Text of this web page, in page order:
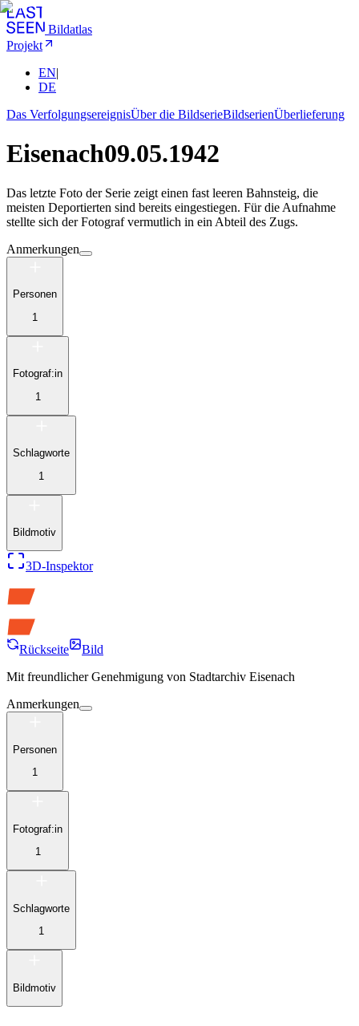
Bildatlas
Projekt
EN|
DE
Das VerfolgungsereignisÜber die BildserieBildserienÜberlieferung
Eisenach09.05.1942
Das letzte Foto der Serie zeigt einen fast leeren Bahnsteig, die
meisten Deportierten sind bereits eingestiegen. Für die Aufnahme
stellte sich der Fotograf vermutlich in ein Abteil des Zugs.
Anmerkungen
Personen
1
Fotograf:in
1
Schlagworte
1
Bildmotiv
3D-Inspektor
Rückseite
Bild
Mit freundlicher Genehmigung von Stadtarchiv Eisenach
Anmerkungen
Personen
1
Fotograf:in
1
Schlagworte
1
Bildmotiv